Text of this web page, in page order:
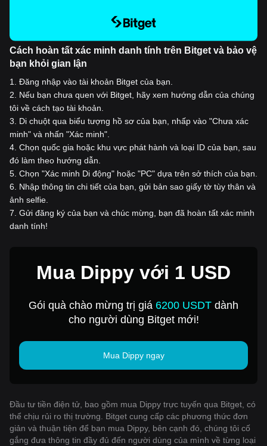
Cách hoàn tất xác minh danh tính trên Bitget và bảo vệ
bạn khỏi gian lận
1
Đăng nhập vào tài khoản Bitget của bạn.
2
Nếu bạn chưa quen với Bitget, hãy xem hướng dẫn của chúng
tôi về cách tạo tài khoản.
3
Di chuột qua biểu tượng hồ sơ của bạn, nhấp vào "Chưa xác
minh" và nhấn "Xác minh".
4 Chọn quốc gia hoặc khu vực phát hành và loại ID của bạn, sau
đó làm theo hướng dẫn.
5 Chọn "Xác minh Di động" hoặc "PC" dựa trên sở thích của bạn.
6
Nhập thông tin chi tiết của bạn, gửi bản sao giấy tờ tùy thân và
ảnh selfie.
7 Gửi đăng ký của bạn và chúc mừng, bạn đã hoàn tất xác minh
danh tính!
Mua Dippy với 1 USD
Gói quà chào mừng trị giá 6200 USDT dành
cho người dùng Bitget mới!
Mua Dippy ngay
Đầu tư tiền điện tử, bao gồm mua Dippy trực tuyến qua Bitget, có
thể chịu rủi ro thị trường. Bitget cung cấp các phương thức đơn
giản và thuận tiện để bạn mua Dippy, bên cạnh đó, chúng tôi cố
gắng đưa thông tin đầy đủ đến người dùng của mình về từng loại